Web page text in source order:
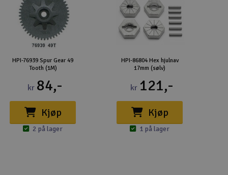
HPI-76939 Spur Gear 49
Tooth (1M)
kr 84,-
Kjøp
2 på lager
HPI-86804 Hex hjulnav
17mm (sølv)
kr 121,-
Kjøp
1 på lager